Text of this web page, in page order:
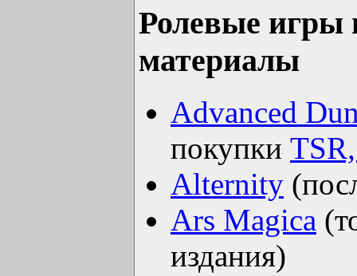
Ролевые игры
материалы
Advanced
покупки
Alternity
Ars Magica
издания)